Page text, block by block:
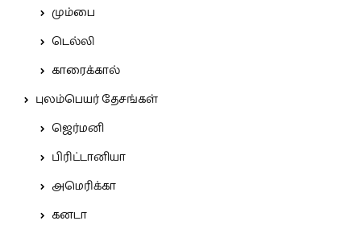
மும்பை
டெல்லி
காரைக்கால்
புலம்பெயர் தேசங்கள்
ஜெர்மனி
பிரிட்டானியா
அமெரிக்கா
கனடா